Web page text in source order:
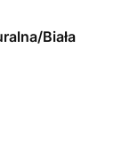
Biała